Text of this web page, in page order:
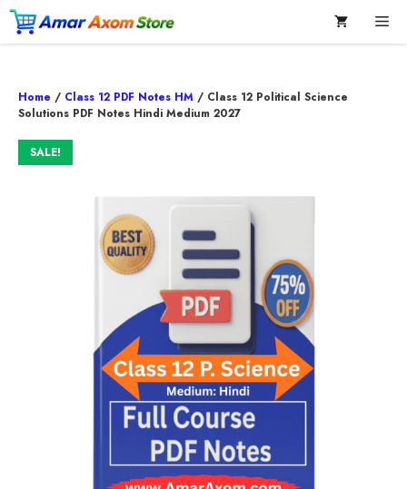
Skip
content
Home / Class 12 PDF Notes HM / Class 12 Political Science
Solutions PDF Notes Hindi Medium 2027
SALE!